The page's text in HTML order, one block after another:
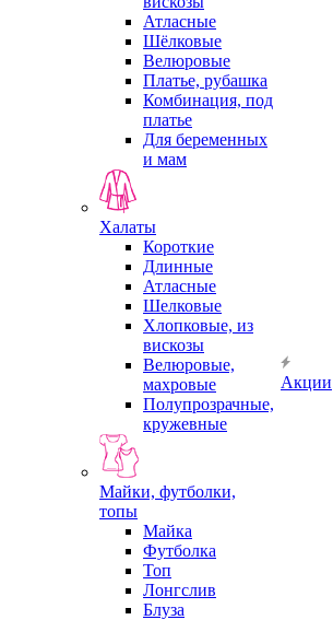
Атласные
Шёлковые
Велюровые
Платье, рубашка
Комбинация, под
платье
Для беременных
и мам
Халаты
Короткие
Длинные
Атласные
Шелковые
Хлопковые, из
вискозы
Велюровые,
махровые
Полупрозрачные,
кружевные
Майки, футболки,
топы
Майка
Футболка
Топ
Лонгслив
Блуза
Акции